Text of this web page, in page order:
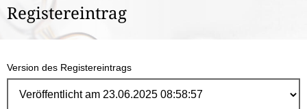
hier:
Registereintrag
Version des Registereintrags